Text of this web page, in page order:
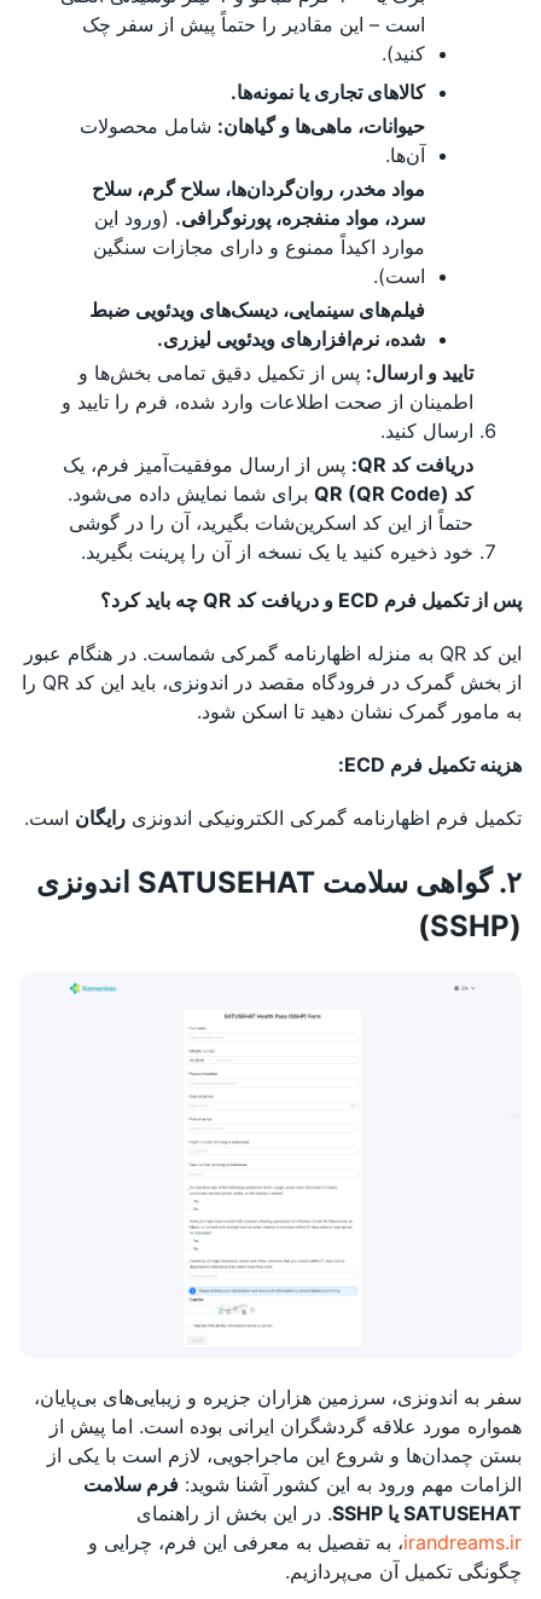
است – این مقادیر را حتماً پیش از سفر چک
کنید).
کالاهای تجاری یا نمونه‌ها.
حیوانات، ماهی‌ها و گیاهان: شامل محصولات
آن‌ها.
مواد مخدر، روان‌گردان‌ها، سلاح گرم، سلاح
سرد، مواد منفجره، پورنوگرافی. (ورود این
موارد اکیداً ممنوع و دارای مجازات سنگین
است).
فیلم‌های سینمایی، دیسک‌های ویدئویی ضبط
شده، نرم‌افزارهای ویدئویی لیزری.
تایید و ارسال: پس از تکمیل دقیق تمامی بخش‌ها و
اطمینان از صحت اطلاعات وارد شده، فرم را تایید و
ارسال کنید.
دریافت کد QR:
پس از ارسال موفقیت‌آمیز فرم، یک
کد QR (QR Code)
برای شما نمایش داده می‌شود.
حتماً از این کد اسکرین‌شات بگیرید، آن را در گوشی
خود ذخیره کنید یا یک نسخه از آن را پرینت بگیرید.
پس از تکمیل فرم ECD و دریافت کد QR چه باید کرد؟
این کد QR به منزله اظهارنامه گمرکی شماست. در هنگام عبور
از بخش گمرک در فرودگاه مقصد در اندونزی، باید این کد QR را
به مامور گمرک نشان دهید تا اسکن شود.
هزینه تکمیل فرم ECD:
تکمیل فرم اظهارنامه گمرکی الکترونیکی اندونزی رایگان است.
۲. گواهی سلامت SATUSEHAT اندونزی
(SSHP)
سفر به اندونزی، سرزمین هزاران جزیره و زیبایی‌های بی‌پایان،
همواره مورد علاقه گردشگران ایرانی بوده است. اما پیش از
بستن چمدان‌ها و شروع این ماجراجویی، لازم است با یکی از
الزامات مهم ورود به این کشور آشنا شوید: فرم سلامت
SATUSEHAT یا SSHP
. در این بخش از راهنمای
irandreams.ir، به تفصیل به معرفی این فرم، چرایی و
چگونگی تکمیل آن می‌پردازیم.